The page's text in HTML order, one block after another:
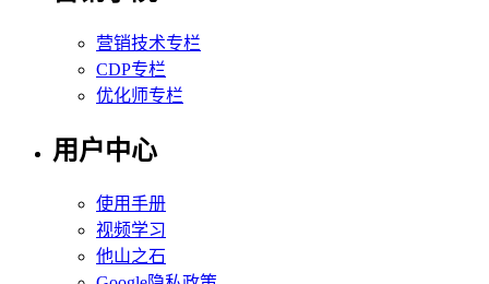
营销技术专栏
CDP专栏
优化师专栏
用户中心
使用手册
视频学习
他山之石